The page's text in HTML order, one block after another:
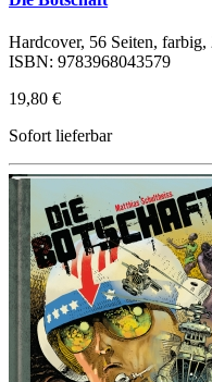
Hardcover, 56 Seiten,
ISBN: 9783968043579
19,80 €
Sofort lieferbar